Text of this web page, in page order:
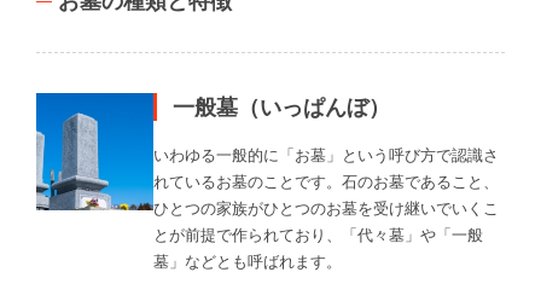
一般墓（いっぱんぼ）
いわゆる一般的に「お墓」という呼び方で認識さ
れているお墓のことです。石のお墓であること、
ひとつの家族がひとつのお墓を受け継いでいくこ
とが前提で作られており、「代々墓」や「一般
墓」などとも呼ばれます。